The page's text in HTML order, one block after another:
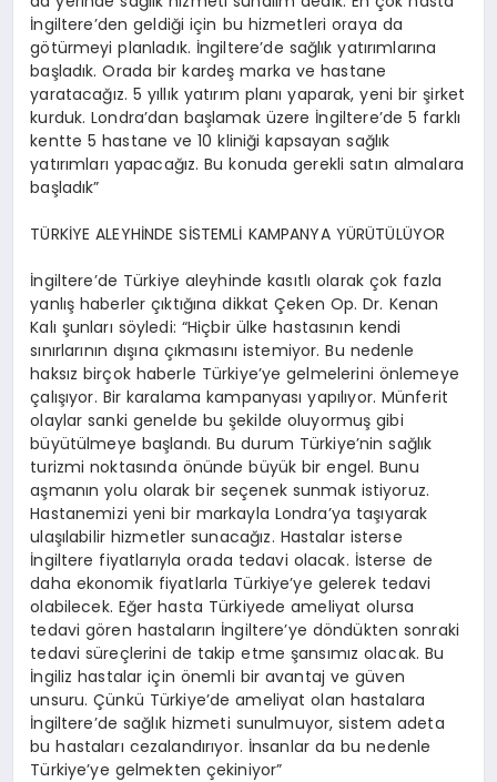
İngiltere’den geldiği için bu hizmetleri oraya da
götürmeyi planladık. İngiltere’de sağlık yatırımlarına
başladık. Orada bir kardeş marka ve hastane
yaratacağız. 5 yıllık yatırım planı yaparak, yeni bir şirket
kurduk. Londra’dan başlamak üzere İngiltere’de 5 farklı
kentte 5 hastane ve 10 kliniği kapsayan sağlık
yatırımları yapacağız. Bu konuda gerekli satın almalara
başladık”
TÜRKİYE ALEYHİNDE SİSTEMLİ KAMPANYA YÜRÜTÜLÜYOR
İngiltere’de Türkiye aleyhinde kasıtlı olarak çok fazla
yanlış haberler çıktığına dikkat Çeken Op. Dr. Kenan
Kalı şunları söyledi: “Hiçbir ülke hastasının kendi
sınırlarının dışına çıkmasını istemiyor. Bu nedenle
haksız birçok haberle Türkiye’ye gelmelerini önlemeye
çalışıyor. Bir karalama kampanyası yapılıyor. Münferit
olaylar sanki genelde bu şekilde oluyormuş gibi
büyütülmeye başlandı. Bu durum Türkiye’nin sağlık
turizmi noktasında önünde büyük bir engel. Bunu
aşmanın yolu olarak bir seçenek sunmak istiyoruz.
Hastanemizi yeni bir markayla Londra’ya taşıyarak
ulaşılabilir hizmetler sunacağız. Hastalar isterse
İngiltere fiyatlarıyla orada tedavi olacak. İsterse de
daha ekonomik fiyatlarla Türkiye’ye gelerek tedavi
olabilecek. Eğer hasta Türkiyede ameliyat olursa
tedavi gören hastaların İngiltere’ye döndükten sonraki
tedavi süreçlerini de takip etme şansımız olacak. Bu
İngiliz hastalar için önemli bir avantaj ve güven
unsuru. Çünkü Türkiye’de ameliyat olan hastalara
İngiltere’de sağlık hizmeti sunulmuyor, sistem adeta
bu hastaları cezalandırıyor. İnsanlar da bu nedenle
Türkiye’ye gelmekten çekiniyor”